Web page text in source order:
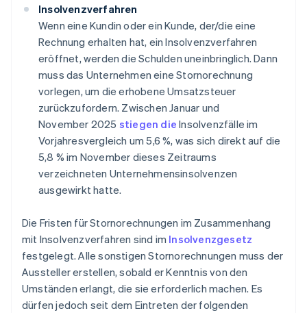
Insolvenzverfahren
Wenn eine Kundin oder ein Kunde, der/die eine
Rechnung erhalten hat, ein Insolvenzverfahren
eröffnet, werden die Schulden uneinbringlich. Dann
muss das Unternehmen eine Stornorechnung
vorlegen, um die erhobene Umsatzsteuer
zurückzufordern. Zwischen Januar und
November 2025 stiegen die Insolvenzfälle im
Vorjahresvergleich um 5,6 %, was sich direkt auf die
5,8 % im November dieses Zeitraums
verzeichneten Unternehmensinsolvenzen
ausgewirkt hatte.
Die Fristen für Stornorechnungen im Zusammenhang
mit Insolvenzverfahren sind im Insolvenzgesetz
festgelegt. Alle sonstigen Stornorechnungen muss der
Aussteller erstellen, sobald er Kenntnis von den
Umständen erlangt, die sie erforderlich machen. Es
dürfen jedoch seit dem Eintreten der folgenden